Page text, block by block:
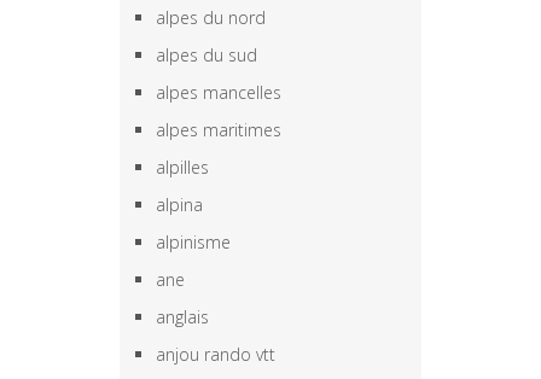
alpes du nord
alpes du sud
alpes mancelles
alpes maritimes
alpilles
alpina
alpinisme
ane
anglais
anjou rando vtt